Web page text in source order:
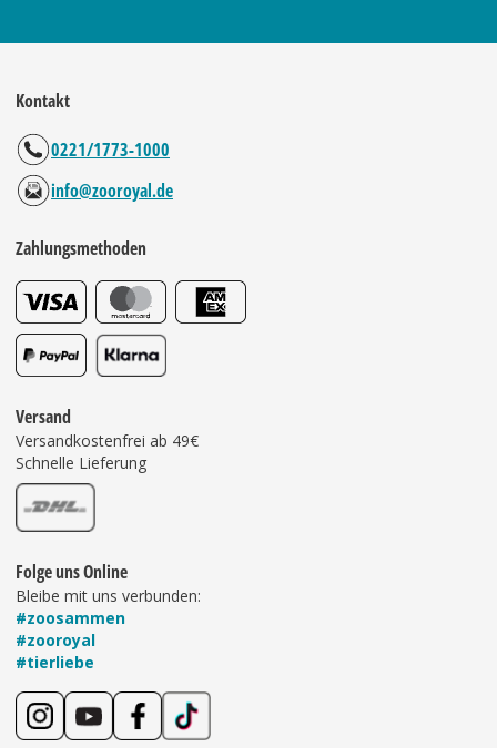
Kontakt
0221/1773-1000
info@zooroyal.de
Zahlungsmethoden
Versand
Versandkostenfrei ab 49€
Schnelle Lieferung
Folge uns Online
Bleibe mit uns verbunden:
#zoosammen
#zooroyal
#tierliebe